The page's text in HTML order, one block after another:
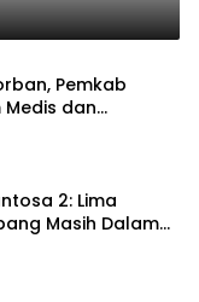
Pemkab
Medis dan
2: Lima
Masih Dalam